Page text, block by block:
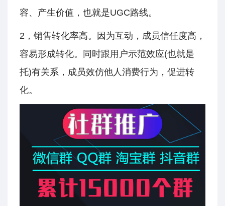
容、产生价值，也就是UGC路线。
2，销售转化率高。因为互动，成员信任度高，
容易形成转化。同时跟用户示范效应(也就是
托)有关系，成员效仿他人消费行为，促进转
化。